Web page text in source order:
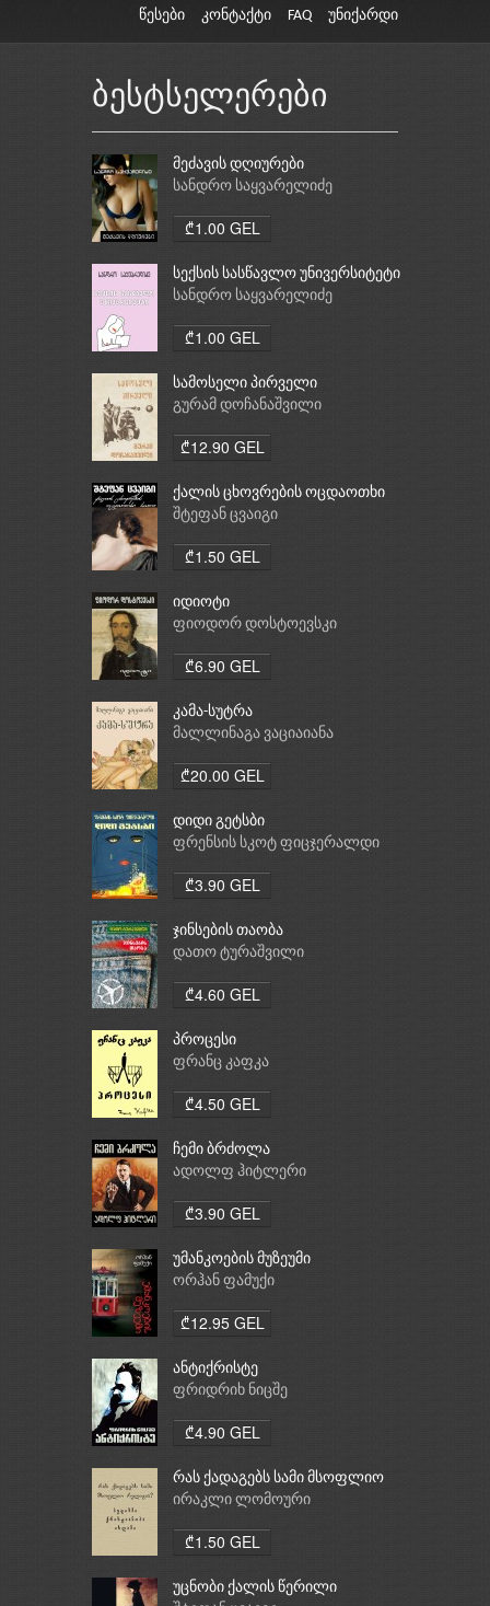
წესები კონტაქტი FAQ უნიქარდი
ბესტსელერები
მეძავის დღიურები
სანდრო საყვარელიძე
₾1.00 GEL
სექსის სასწავლო უნივერსიტეტი
სანდრო საყვარელიძე
₾1.00 GEL
სამოსელი პირველი
გურამ დოჩანაშვილი
₾12.90 GEL
ქალის ცხოვრების ოცდაოთხი
საათი
შტეფან ცვაიგი
₾1.50 GEL
იდიოტი
ფიოდორ დოსტოევსკი
₾6.90 GEL
კამა-სუტრა
მალლინაგა ვაციაიანა
₾20.00 GEL
დიდი გეტსბი
ფრენსის სკოტ ფიცჯერალდი
₾3.90 GEL
ჯინსების თაობა
დათო ტურაშვილი
₾4.60 GEL
პროცესი
ფრანც კაფკა
₾4.50 GEL
ჩემი ბრძოლა
ადოლფ ჰიტლერი
₾3.90 GEL
უმანკოების მუზეუმი
ორჰან ფამუქი
₾12.95 GEL
ანტიქრისტე
ფრიდრიხ ნიცშე
₾4.90 GEL
რას ქადაგებს სამი მსოფლიო
რელიგია: ბუდიზმი,
ირაკლი ლომოური
₾1.50 GEL
უცნობი ქალის წერილი